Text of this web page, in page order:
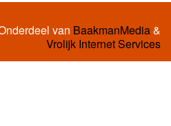
van BaakmanMedia&
Vrolijk Internet Services